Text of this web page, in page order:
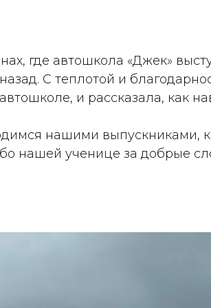
где автошкола «Джек»
С теплотой и
и рассказала, как
нашими выпускниками,
нашей ученице за добрые